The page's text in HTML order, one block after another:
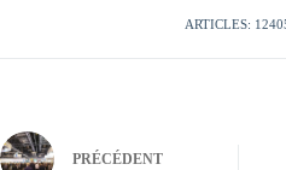
ARTICLES:
PRÉCÉDENT